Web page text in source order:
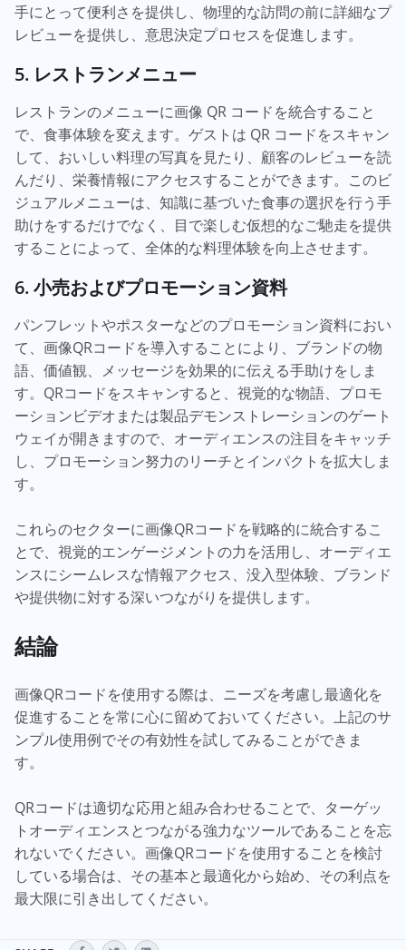
手にとって便利さを提供し、物理的な訪問の前に詳細なプ
レビューを提供し、意思決定プロセスを促進します。
5. レストランメニュー
レストランのメニューに画像 QR コードを統合すること
で、食事体験を変えます。ゲストは QR コードをスキャン
して、おいしい料理の写真を見たり、顧客のレビューを読
んだり、栄養情報にアクセスすることができます。このビ
ジュアルメニューは、知識に基づいた食事の選択を行う手
助けをするだけでなく、目で楽しむ仮想的なご馳走を提供
することによって、全体的な料理体験を向上させます。
6. 小売およびプロモーション資料
パンフレットやポスターなどのプロモーション資料におい
て、画像QRコードを導入することにより、ブランドの物
語、価値観、メッセージを効果的に伝える手助けをしま
す。QRコードをスキャンすると、視覚的な物語、プロモ
ーションビデオまたは製品デモンストレーションのゲート
ウェイが開きますので、オーディエンスの注目をキャッチ
し、プロモーション努力のリーチとインパクトを拡大しま
す。
これらのセクターに画像QRコードを戦略的に統合するこ
とで、視覚的エンゲージメントの力を活用し、オーディエ
ンスにシームレスな情報アクセス、没入型体験、ブランド
や提供物に対する深いつながりを提供します。
結論
画像QRコードを使用する際は、ニーズを考慮し最適化を
促進することを常に心に留めておいてください。上記のサ
ンプル使用例でその有効性を試してみることができま
す。
QRコードは適切な応用と組み合わせることで、ターゲッ
トオーディエンスとつながる強力なツールであることを忘
れないでください。画像QRコードを使用することを検討
している場合は、その基本と最適化から始め、その利点を
最大限に引き出してください。